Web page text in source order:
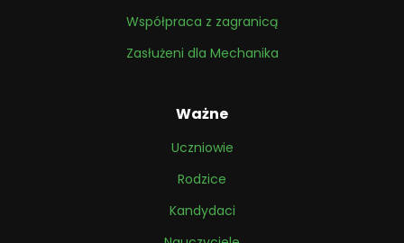
Współpraca z zagranicą
Zasłużeni dla Mechanika
Ważne
Uczniowie
Rodzice
Kandydaci